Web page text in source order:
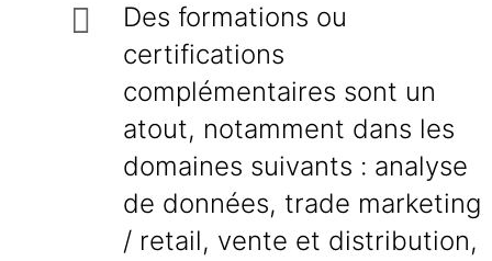
Des formations ou
certifications
complémentaires sont un
atout, notamment dans les
domaines suivants : analyse
de données, trade marketing
/ retail, vente et distribution,